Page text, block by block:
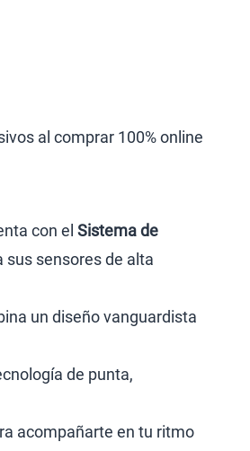
al comprar 100% online
con el Sistema de
sensores de alta
un diseño vanguardista
de punta,
acompañarte en tu ritmo